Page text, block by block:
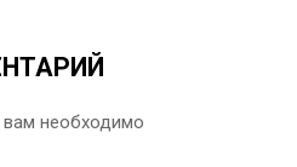
необходимо